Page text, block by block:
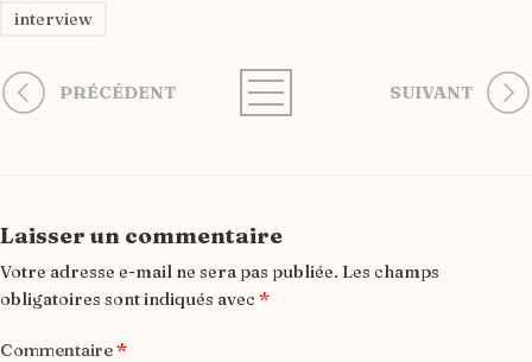
interview
PRÉCÉDENT SUIVANT
Laisser un commentaire
Votre adresse e-mail ne sera pas publiée. Les champs
obligatoires sont indiqués avec *
Commentaire*